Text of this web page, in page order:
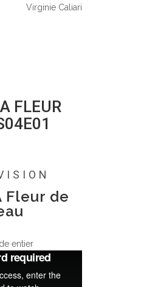
Virginie Caliari
A FLEUR
Fleur de
entier